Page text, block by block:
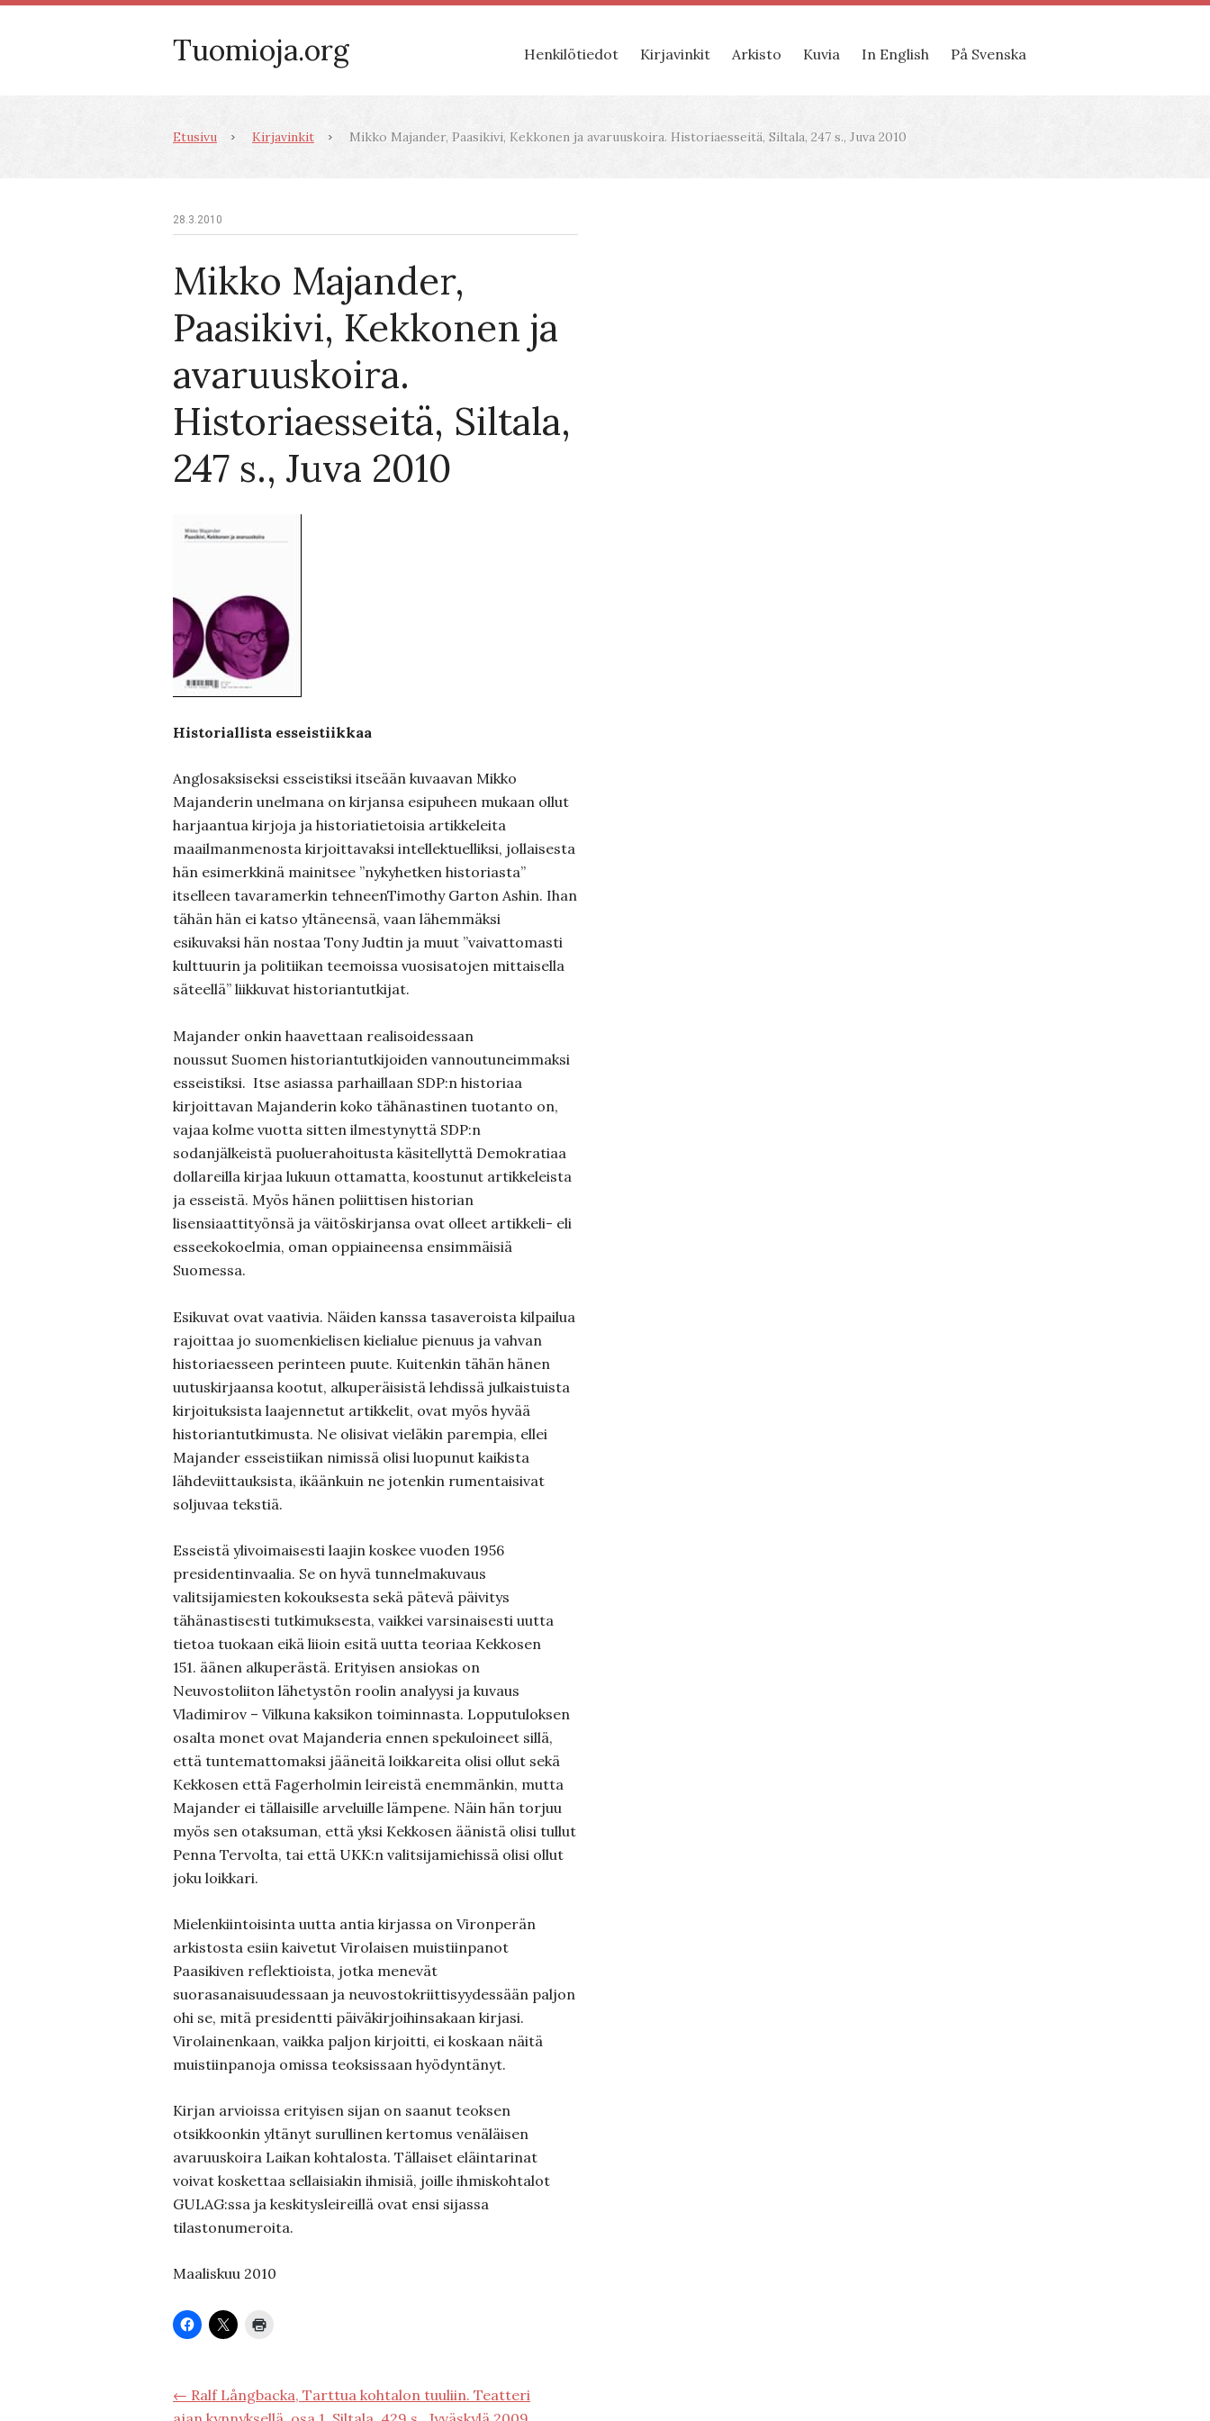
Tuomioja.org Henkilötiedot Kirjavinkit Arkisto Kuvia In English På Svenska
Etusivu Kirjavinkit Mikko Majander, Paasikivi, Kekkonen ja avaruuskoira. Historiaesseitä, Siltala, 247 s., Juva 2010
28.3.2010
Mikko Majander,
Paasikivi, Kekkonen ja
avaruuskoira.
Historiaesseitä, Siltala,
247 s., Juva 2010
Historiallista esseistiikkaa
Anglosaksiseksi esseistiksi itseään kuvaavan Mikko
Majanderin unelmana on kirjansa esipuheen mukaan ollut
harjaantua kirjoja ja historiatietoisia artikkeleita
maailmanmenosta kirjoittavaksi intellektuelliksi, jollaisesta
hän esimerkkinä mainitsee ”nykyhetken historiasta”
itselleen tavaramerkin tehneenTimothy Garton Ashin. Ihan
tähän hän ei katso yltäneensä, vaan lähemmäksi
esikuvaksi hän nostaa Tony Judtin ja muut ”vaivattomasti
kulttuurin ja politiikan teemoissa vuosisatojen mittaisella
säteellä” liikkuvat historiantutkijat.
Majander onkin haavettaan realisoidessaan
noussut Suomen historiantutkijoiden vannoutuneimmaksi
esseistiksi. Itse asiassa parhaillaan SDP:n historiaa
kirjoittavan Majanderin koko tähänastinen tuotanto on,
vajaa kolme vuotta sitten ilmestynyttä SDP:n
sodanjälkeistä puoluerahoitusta käsitellyttä Demokratiaa
dollareilla kirjaa lukuun ottamatta, koostunut artikkeleista
ja esseistä. Myös hänen poliittisen historian
lisensiaattityönsä ja väitöskirjansa ovat olleet artikkeli- eli
esseekokoelmia, oman oppiaineensa ensimmäisiä
Suomessa.
Esikuvat ovat vaativia. Näiden kanssa tasaveroista kilpailua
rajoittaa jo suomenkielisen kielialue pienuus ja vahvan
historiaesseen perinteen puute. Kuitenkin tähän hänen
uutuskirjaansa kootut, alkuperäisistä lehdissä julkaistuista
kirjoituksista laajennetut artikkelit, ovat myös hyvää
historiantutkimusta. Ne olisivat vieläkin parempia, ellei
Majander esseistiikan nimissä olisi luopunut kaikista
lähdeviittauksista, ikäänkuin ne jotenkin rumentaisivat
soljuvaa tekstiä.
Esseistä ylivoimaisesti laajin koskee vuoden 1956
presidentinvaalia. Se on hyvä tunnelmakuvaus
valitsijamiesten kokouksesta sekä pätevä päivitys
tähänastisesti tutkimuksesta, vaikkei varsinaisesti uutta
tietoa tuokaan eikä liioin esitä uutta teoriaa Kekkosen
151. äänen alkuperästä. Erityisen ansiokas on
Neuvostoliiton lähetystön roolin analyysi ja kuvaus
Vladimirov – Vilkuna kaksikon toiminnasta. Lopputuloksen
osalta monet ovat Majanderia ennen spekuloineet sillä,
että tuntemattomaksi jääneitä loikkareita olisi ollut sekä
Kekkosen että Fagerholmin leireistä enemmänkin, mutta
Majander ei tällaisille arveluille lämpene. Näin hän torjuu
myös sen otaksuman, että yksi Kekkosen äänistä olisi tullut
Penna Tervolta, tai että UKK:n valitsijamiehissä olisi ollut
joku loikkari.
Mielenkiintoisinta uutta antia kirjassa on Vironperän
arkistosta esiin kaivetut Virolaisen muistiinpanot
Paasikiven reflektioista, jotka menevät
suorasanaisuudessaan ja neuvostokriittisyydessään paljon
ohi se, mitä presidentti päiväkirjoihinsakaan kirjasi.
Virolainenkaan, vaikka paljon kirjoitti, ei koskaan näitä
muistiinpanoja omissa teoksissaan hyödyntänyt.
Kirjan arvioissa erityisen sijan on saanut teoksen
otsikkoonkin yltänyt surullinen kertomus venäläisen
avaruuskoira Laikan kohtalosta. Tällaiset eläintarinat
voivat koskettaa sellaisiakin ihmisiä, joille ihmiskohtalot
GULAG:ssa ja keskitysleireillä ovat ensi sijassa
tilastonumeroita.
Maaliskuu 2010
← Ralf Långbacka, Tarttua kohtalon tuuliin. Teatteri